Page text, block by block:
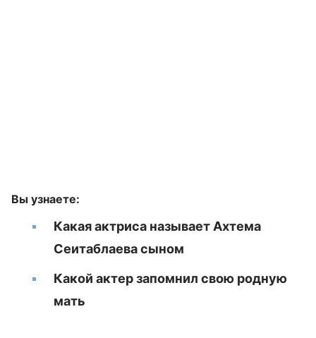
Вы узнаете:
Какая актриса называет Ахтема
Сеитаблаева сыном
Какой актер запомнил свою родную
мать